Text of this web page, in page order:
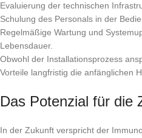
Evaluierung der technischen
Schulung des Personals in der
Regelmäßige Wartung und
Lebensdauer.
Obwohl der Installationsprozess
Vorteile langfristig die anfänglichen
Das Potenzial für die
In der Zukunft verspricht der